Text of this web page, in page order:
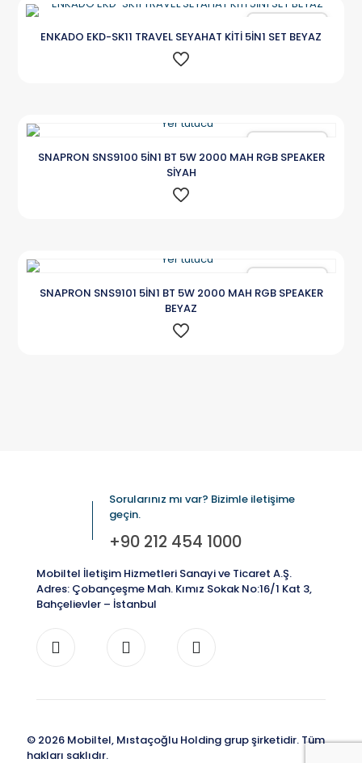
ENKADO EKD-SK11 TRAVEL SEYAHAT KİTİ 5İN1 SET BEYAZ
SNAPRON SNS9100 5İN1 BT 5W 2000 MAH RGB SPEAKER
SİYAH
SNAPRON SNS9101 5İN1 BT 5W 2000 MAH RGB SPEAKER
BEYAZ
Sorularınız mı var? Bizimle iletişime
geçin.
+90 212 454 1000
Mobiltel İletişim Hizmetleri Sanayi ve Ticaret A.Ş.
Adres: Çobançeşme Mah. Kımız Sokak No:16/1 Kat 3,
Bahçelievler – İstanbul
© 2026 Mobiltel, Mıstaçoğlu Holding grup şirketidir. Tüm
hakları saklıdır.